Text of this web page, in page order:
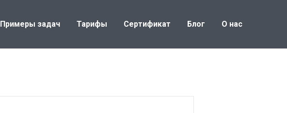
Примеры задач Тарифы Сертификат Блог О нас